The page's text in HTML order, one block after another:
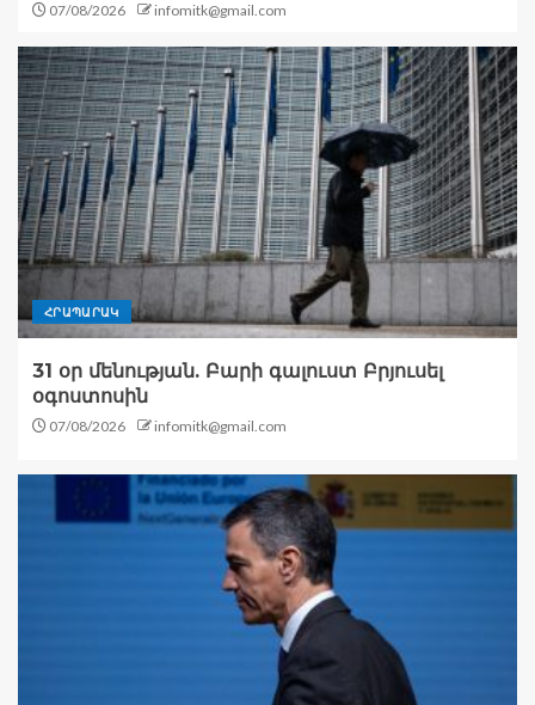
07/08/2026 infomitk@gmail.com
ՀՐԱՊԱՐԱԿ
31 օր մենության. Բարի գալուստ Բրյուսել
օգոստոսին
07/08/2026 infomitk@gmail.com